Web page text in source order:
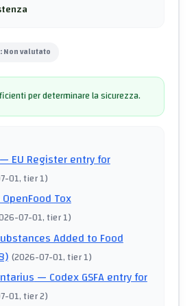
Non valutato
per determinare la sicurezza.
EU Register entry for
01, tier 1)
Tox
07-01, tier 1)
Added to Food
(2026-07-01, tier 1)
— Codex GSFA entry for
01, tier 2)